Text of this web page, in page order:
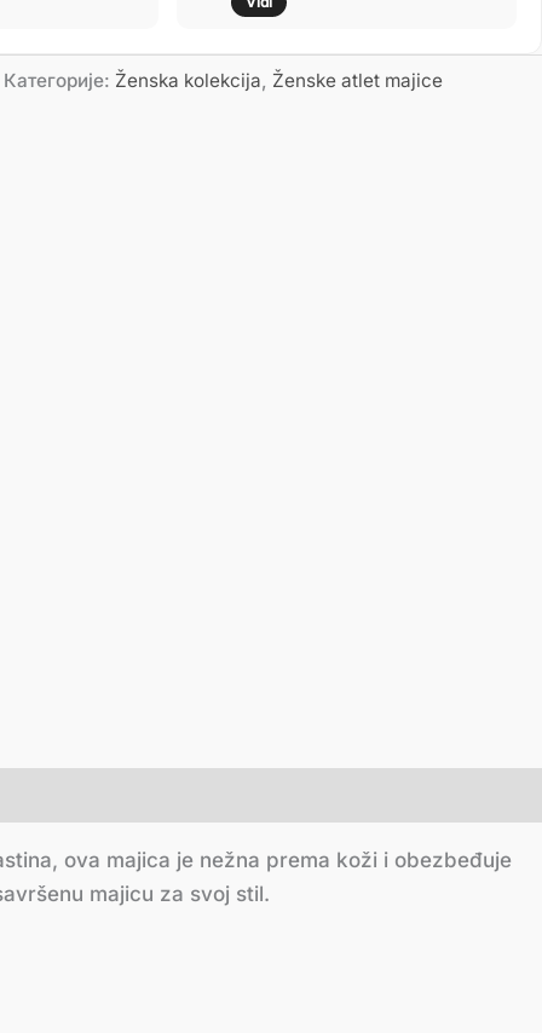
Категорије: Ženska kolekcija, Ženske atlet majice
ova majica je nežna prema koži i obezbeđuje
majicu za svoj stil.